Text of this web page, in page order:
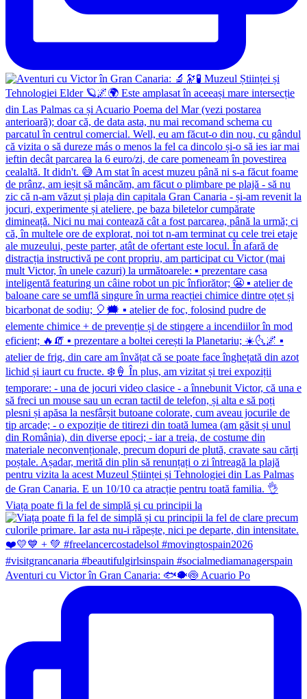
Viața poate fi la fel de simplă și cu principii la
Aventuri cu Victor în Gran Canaria: 🐟🐡🍥 Acuario Po